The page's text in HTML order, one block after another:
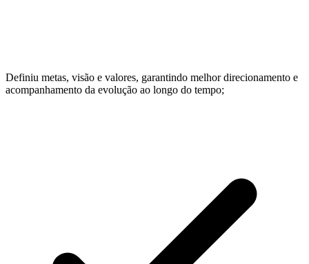
Definiu metas, visão e valores, garantindo melhor direcionamento e
acompanhamento da evolução ao longo do tempo;